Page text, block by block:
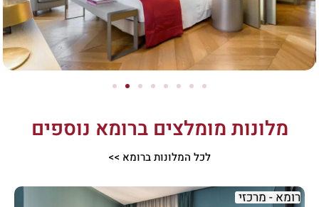
מלונות מומלצים ברומא נוספים
לכל המלונות ברומא >>
רומא - מרכזי